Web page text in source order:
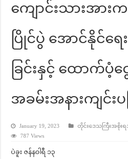
ကျောင်းသားအား
ပြိုင်ပွဲ အောင်နိုင်ရ
ခြင်းနှင့် ထောက်ပံ့
အခမ်းအနားကျင်း
January 19, 2023
တိုင်းဒေသကြီးအစိုးရ
787 Views
ပဲခူး ဇန်နဝါရီ ၁၃